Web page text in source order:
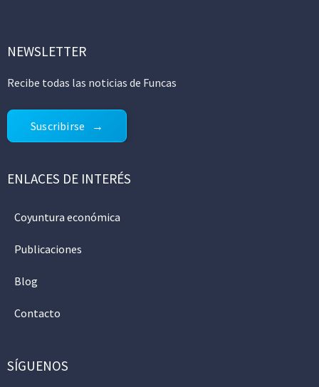
NEWSLETTER
Recibe todas las noticias de Funcas
Suscribirse
ENLACES DE INTERÉS
Coyuntura económica
Publicaciones
Blog
Contacto
SÍGUENOS